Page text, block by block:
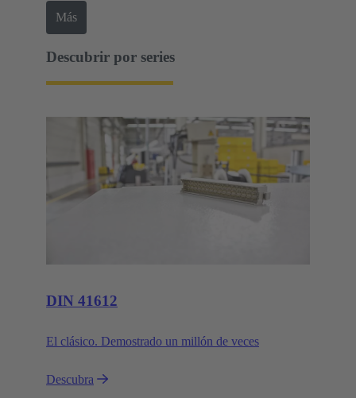
Más
Descubrir por series
DIN 41612
El clásico. Demostrado un millón de veces
Descubra